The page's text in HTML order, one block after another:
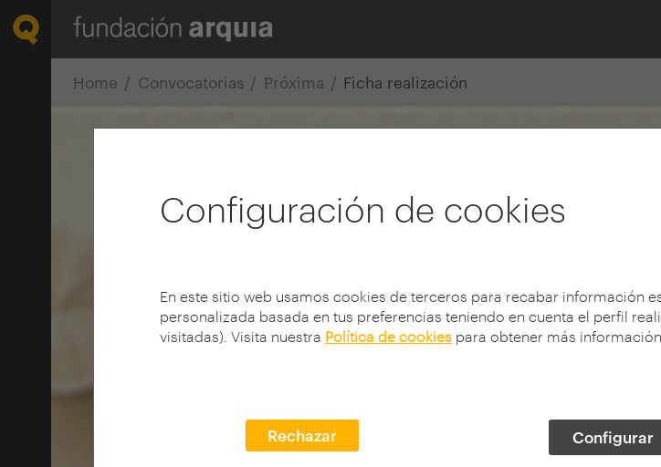
Configuración de cookies
En este sitio web usamos cookies de terceros para recabar información
personalizada basada en tus preferencias teniendo en cuenta el perfil
visitadas). Visita nuestra Política de cookies para obtener más
Rechazar Configurar
Home Convocatorias Próxima Ficha realización